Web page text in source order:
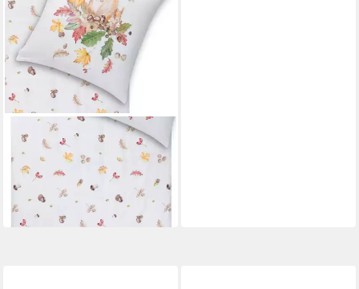
ESTELLA
Bettwäsche Squirrel 4450
230 Natur Kuschelflanell
135 x 200 cm
B/L
ab 63,63 €
in 2-3 Werktagen bei dir